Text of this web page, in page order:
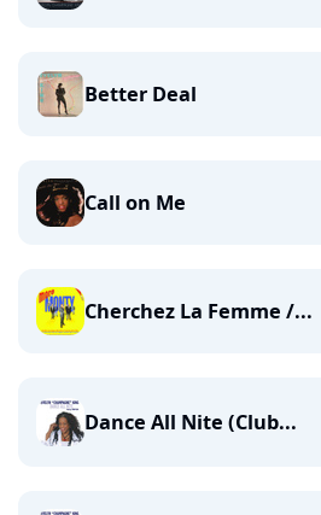
Better Deal
Call on Me
Cherchez La Femme /...
Dance All Nite (Club...